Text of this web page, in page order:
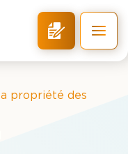
propriété des